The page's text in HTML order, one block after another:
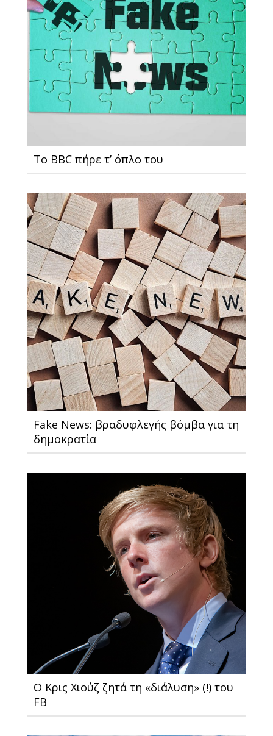
To BBC πήρε τ’ όπλο του
Fake News: βραδυφλεγής βόμβα για τη
δημοκρατία
Ο Κρις Χιούζ ζητά τη «διάλυση» (!) του
FB